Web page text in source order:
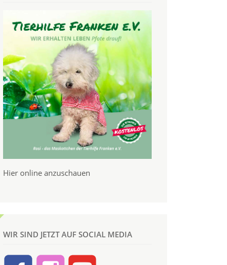
Hier online anzuschauen
WIR SIND JETZT AUF SOCIAL MEDIA